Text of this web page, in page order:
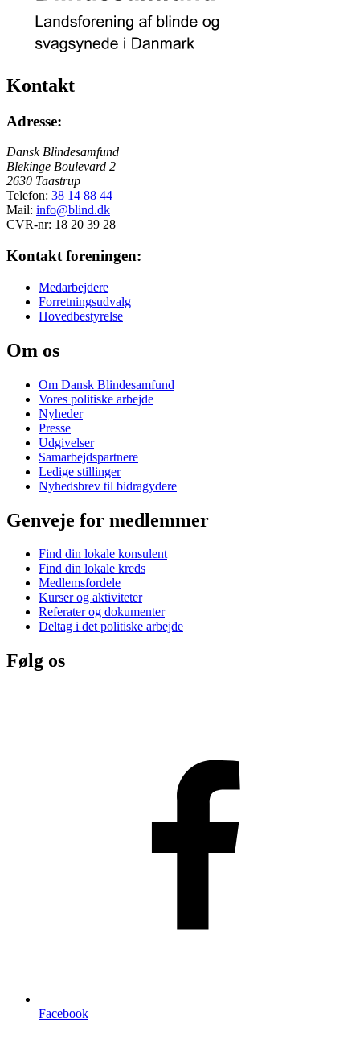
Kontakt
Adresse:
Dansk Blindesamfund
Blekinge Boulevard 2
2630 Taastrup
Telefon: 38 14 88 44
Mail: info@blind.dk
CVR-nr: 18 20 39 28
Kontakt foreningen:
Medarbejdere
Forretningsudvalg
Hovedbestyrelse
Om os
Om Dansk Blindesamfund
Vores politiske arbejde
Nyheder
Presse
Udgivelser
Samarbejdspartnere
Ledige stillinger
Nyhedsbrev til bidragydere
Genveje for medlemmer
Find din lokale konsulent
Find din lokale kreds
Medlemsfordele
Kurser og aktiviteter
Referater og dokumenter
Deltag i det politiske arbejde
Følg os
Facebook